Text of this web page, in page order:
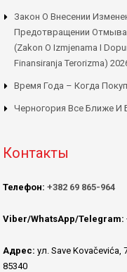
Закон О Внесении
Предотвращении
(Zakon O Izmjenama I
Finansiranja Terorizma)
Время Года – Когда
Черногория Все Ближе И
Контакты
Телефон: +382 69 865-964
Viber/WhatsApp/Telegram:
Адрес: ул. Save Kovačevića,
85340